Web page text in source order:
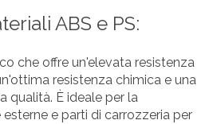
ABS e PS:
che offre un'elevata resistenza
resistenza chimica e una
qualità. È ideale per la
e parti di carrozzeria per